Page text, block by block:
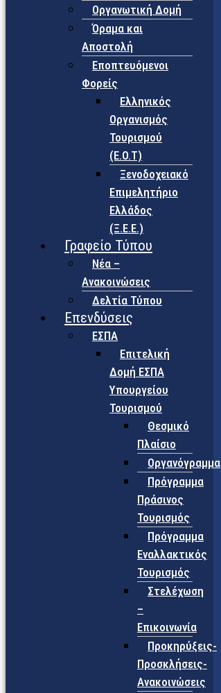
Οργανωτική Δομή
Όραμα και
Αποστολή
Εποπτευόμενοι
Φορείς
Eλληνικός
Οργανισμός
Τουρισμού
(Ε.Ο.Τ)
Ξενοδοχειακό
Επιμελητήριο
Ελλάδος
(Ξ.Ε.Ε.)
Γραφείο Τύπου
Νέα –
Ανακοινώσεις
Δελτία Τύπου
Επενδύσεις
ΕΣΠΑ
Επιτελική
Δομή ΕΣΠΑ
Υπουργείου
Τουρισμού
Θεσμικό
Πλαίσιο
Οργανόγραμμα
Πρόγραμμα
Πράσινος
Τουρισμός
Πρόγραμμα
Εναλλακτικός
Τουρισμός
Στελέχωση
–
Επικοινωνία
Προκηρύξεις-
Προσκλήσεις-
Ανακοινώσεις